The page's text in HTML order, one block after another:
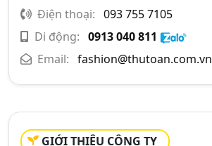
Điện thoại: 093 755 7105
Di động: 0913 040 811
Email: fashion@thutoan.com.vn
GIỚI THIỆU CÔNG TY